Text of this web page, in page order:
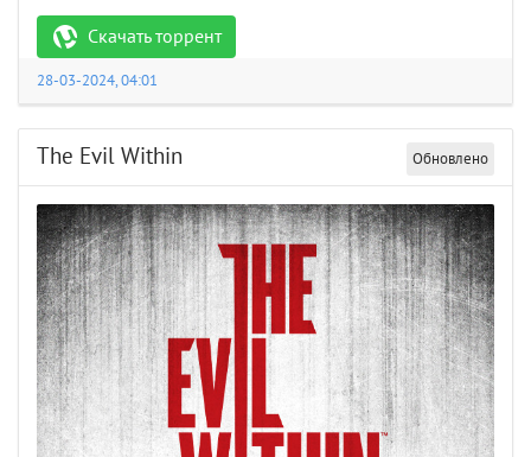
Скачать торрент
28-03-2024, 04:01
The Evil Within Обновлено